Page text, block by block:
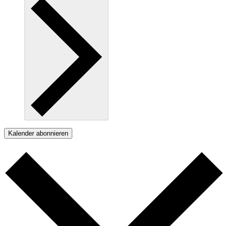
Kalender abonnieren